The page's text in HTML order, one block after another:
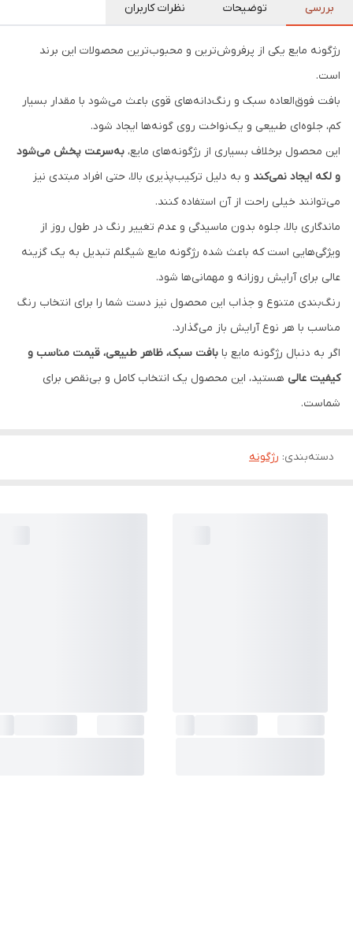
بررسی توضیحات نظرات کاربران
رژگونه مایع یکی از پرفروش‌ترین و محبوب‌ترین محصولات این برند
است.
بافت فوق‌العاده سبک و رنگ‌دانه‌های قوی باعث می‌شود با مقدار بسیار
کم، جلوه‌ای طبیعی و یک‌نواخت روی گونه‌ها ایجاد شود.
این محصول برخلاف بسیاری از رژگونه‌های مایع، به‌سرعت پخش می‌شود
و لکه ایجاد نمی‌کند و به دلیل ترکیب‌پذیری بالا، حتی افراد مبتدی نیز
می‌توانند خیلی راحت از آن استفاده کنند.
ماندگاری بالا، جلوه بدون ماسیدگی و عدم تغییر رنگ در طول روز از
ویژگی‌هایی است که باعث شده رژگونه مایع شیگلم تبدیل به یک گزینه
عالی برای آرایش روزانه و مهمانی‌ها شود.
رنگ‌بندی متنوع و جذاب این محصول نیز دست شما را برای انتخاب رنگ
مناسب با هر نوع آرایش باز می‌گذارد.
اگر به دنبال رژگونه مایع با بافت سبک، ظاهر طبیعی، قیمت مناسب و
کیفیت عالی هستید، این محصول یک انتخاب کامل و بی‌نقص برای
شماست.
دسته‌بندی: رژگونه